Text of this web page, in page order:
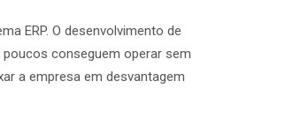
ERP. O desenvolvimento de
conseguem operar sem
a empresa em desvantagem